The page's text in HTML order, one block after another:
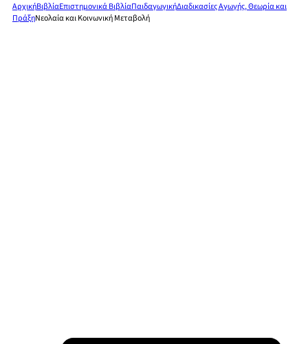
ΑρχικήΒιβλίαΕπιστημονικά ΒιβλίαΠαιδαγωγικήΔιαδικασίες Αγωγής, Θεωρία και
ΠράξηΝεολαία και Κοινωνική Μεταβολή